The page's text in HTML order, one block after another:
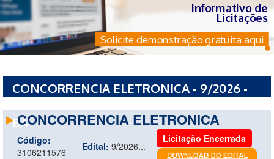
Informativo de
Licitações
Solicite demonstração gratuita aqui
CONCORRENCIA ELETRONICA - 9/2026 -
BA
CONCORRENCIA ELETRONICA
Código:
3106211576
Edital: 9/2026...
Licitação Encerrada